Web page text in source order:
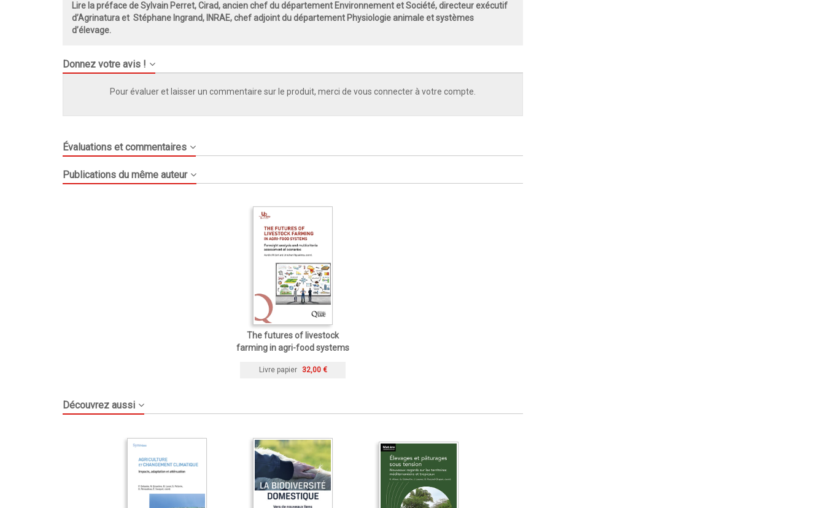
Lire la préface de Sylvain Perret, Cirad, ancien chef du département Environnement et Société, directeur exécutif
d’Agrinatura et Stéphane Ingrand, INRAE, chef adjoint du département Physiologie animale et systèmes
d’élevage.
Donnez votre avis !
Pour évaluer et laisser un commentaire sur le produit, merci de vous connecter à votre compte.
Évaluations et commentaires
Publications du même auteur
The futures of livestock
farming in agri-food systems
Livre papier 32,00 €
Découvrez aussi